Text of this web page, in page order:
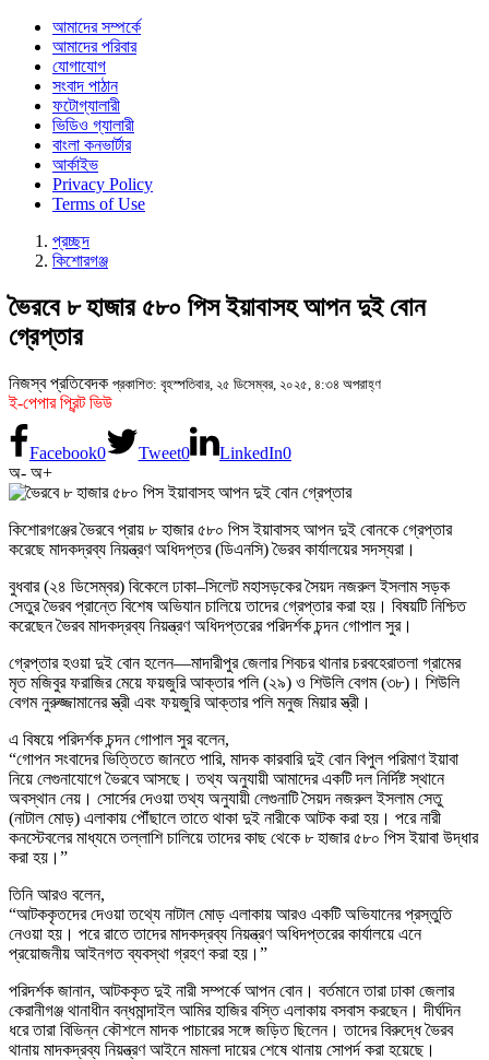
আমাদের সম্পর্কে
আমাদের পরিবার
যোগাযোগ
সংবাদ পাঠান
ফটোগ্যালারী
ভিডিও গ্যালারী
বাংলা কনভার্টার
আর্কাইভ
Privacy Policy
Terms of Use
প্রচ্ছদ
কিশোরগঞ্জ
ভৈরবে ৮ হাজার ৫৮০ পিস ইয়াবাসহ আপন দুই বোন
গ্রেপ্তার
নিজস্ব প্রতিবেদক প্রকাশিত: বৃহস্পতিবার, ২৫ ডিসেম্বর, ২০২৫, ৪:৩৪ অপরাহ্ণ
ই-পেপার প্রিন্ট ভিউ
Facebook0 Tweet0 LinkedIn0
অ- অ+
কিশোরগঞ্জের ভৈরবে প্রায় ৮ হাজার ৫৮০ পিস ইয়াবাসহ আপন দুই বোনকে গ্রেপ্তার
করেছে মাদকদ্রব্য নিয়ন্ত্রণ অধিদপ্তর (ডিএনসি) ভৈরব কার্যালয়ের সদস্যরা।
বুধবার (২৪ ডিসেম্বর) বিকেলে ঢাকা–সিলেট মহাসড়কের সৈয়দ নজরুল ইসলাম সড়ক
সেতুর ভৈরব প্রান্তে বিশেষ অভিযান চালিয়ে তাদের গ্রেপ্তার করা হয়। বিষয়টি নিশ্চিত
করেছেন ভৈরব মাদকদ্রব্য নিয়ন্ত্রণ অধিদপ্তরের পরিদর্শক চন্দন গোপাল সুর।
গ্রেপ্তার হওয়া দুই বোন হলেন—মাদারীপুর জেলার শিবচর থানার চরবহেরাতলা গ্রামের
মৃত মজিবুর ফরাজির মেয়ে ফয়জুরি আক্তার পলি (২৯) ও শিউলি বেগম (৩৮)। শিউলি
বেগম নুরুজ্জামানের স্ত্রী এবং ফয়জুরি আক্তার পলি মনুজ মিয়ার স্ত্রী।
এ বিষয়ে পরিদর্শক চন্দন গোপাল সুর বলেন,
“গোপন সংবাদের ভিত্তিতে জানতে পারি, মাদক কারবারি দুই বোন বিপুল পরিমাণ ইয়াবা
নিয়ে লেগুনাযোগে ভৈরবে আসছে। তথ্য অনুযায়ী আমাদের একটি দল নির্দিষ্ট স্থানে
অবস্থান নেয়। সোর্সের দেওয়া তথ্য অনুযায়ী লেগুনাটি সৈয়দ নজরুল ইসলাম সেতু
(নাটাল মোড়) এলাকায় পৌঁছালে তাতে থাকা দুই নারীকে আটক করা হয়। পরে নারী
কনস্টেবলের মাধ্যমে তল্লাশি চালিয়ে তাদের কাছ থেকে ৮ হাজার ৫৮০ পিস ইয়াবা উদ্ধার
করা হয়।”
তিনি আরও বলেন,
“আটককৃতদের দেওয়া তথ্যে নাটাল মোড় এলাকায় আরও একটি অভিযানের প্রস্তুতি
নেওয়া হয়। পরে রাতে তাদের মাদকদ্রব্য নিয়ন্ত্রণ অধিদপ্তরের কার্যালয়ে এনে
প্রয়োজনীয় আইনগত ব্যবস্থা গ্রহণ করা হয়।”
পরিদর্শক জানান, আটককৃত দুই নারী সম্পর্কে আপন বোন। বর্তমানে তারা ঢাকা জেলার
কেরানীগঞ্জ থানাধীন বন্ধমান্দাইল আমির হাজির বস্তি এলাকায় বসবাস করছেন। দীর্ঘদিন
ধরে তারা বিভিন্ন কৌশলে মাদক পাচারের সঙ্গে জড়িত ছিলেন। তাদের বিরুদ্ধে ভৈরব
থানায় মাদকদ্রব্য নিয়ন্ত্রণ আইনে মামলা দায়ের শেষে থানায় সোপর্দ করা হয়েছে।